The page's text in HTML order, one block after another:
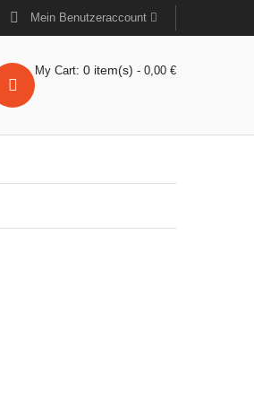
Mein Benutzeraccount
My Cart: 0 item(s) - 0,00 €